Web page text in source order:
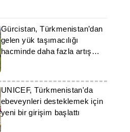
Gürcistan, Türkmenistan’dan
gelen yük taşımacılığı
hacminde daha fazla artış
öngörüyor
UNICEF, Türkmenistan'da
ebeveynleri desteklemek için
yeni bir girişim başlattı